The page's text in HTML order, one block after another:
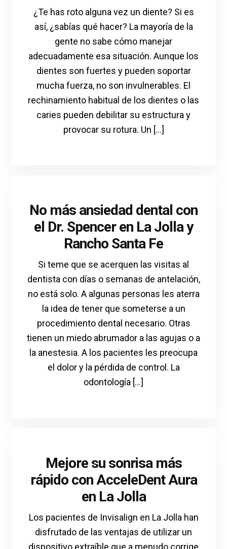
¿Te has roto alguna vez un diente? Si es
así, ¿sabías qué hacer? La mayoría de la
gente no sabe cómo manejar
adecuadamente esa situación. Aunque los
dientes son fuertes y pueden soportar
mucha fuerza, no son invulnerables. El
rechinamiento habitual de los dientes o las
caries pueden debilitar su estructura y
provocar su rotura. Un [...]
No más ansiedad dental con
el Dr. Spencer en La Jolla y
Rancho Santa Fe
Si teme que se acerquen las visitas al
dentista con días o semanas de antelación,
no está solo. A algunas personas les aterra
la idea de tener que someterse a un
procedimiento dental necesario. Otras
tienen un miedo abrumador a las agujas o a
la anestesia. A los pacientes les preocupa
el dolor y la pérdida de control. La
odontología [...]
Mejore su sonrisa más
rápido con AcceleDent Aura
en La Jolla
Los pacientes de Invisalign en La Jolla han
disfrutado de las ventajas de utilizar un
dispositivo extraíble que a menudo corrige